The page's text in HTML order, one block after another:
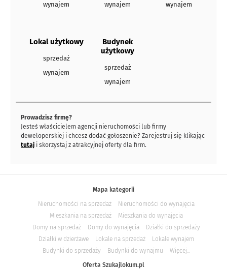
wynajem
wynajem
wynajem
Lokal użytkowy
sprzedaż
wynajem
Budynek
użytkowy
sprzedaż
wynajem
Prowadzisz firmę?
Jesteś właścicielem agencji nieruchomości lub firmy
deweloperskiej i chcesz dodać gołoszenie? Zarejestruj się klikając
tutaj i skorzystaj z atrakcyjnej oferty dla firm.
Mapa kategorii
Nieruchomości na sprzedaż
Nieruchomości do wynajęcia
Mieszkania na sprzedaż
Mieszkania do wynajęcia
Domy na sprzedaż
Domy do wynajęcia
Działki do sprzedaży
Działki w dzierżawe
Lokale na sprzedaż
Lokale wynajem
Budynki do sprzedaży
Budynki do wynajmu
Więcej...
Oferta Szukajlokum.pl